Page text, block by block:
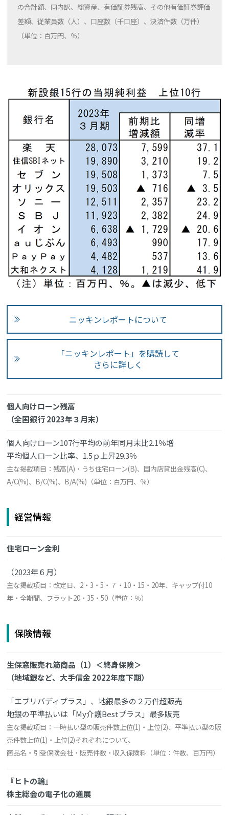
の合計額、同内訳、総資産、有価証券残高、その他有価証券評価
差額、従業員数（人）、口座数（千口座）、決済件数（万件）
（単位：百万円、％）
ニッキンレポートについて
「ニッキンレポート」を購読して
さらに詳しく
個人向けローン残高
（全国銀行 2023年３月末）
個人向けローン107行平均の前年同月末比2.1％増
平均個人ローン比率、1.5ｐ上昇29.3％
主な掲載項目：残高(A)・うち住宅ローン(B)、国内店貸出金残高(C)、
A/C(%)、B/C(%)、B/A(%)（単位：百万円、％）
経営情報
住宅ローン金利
（2023年６月）
主な掲載項目：改定日、2・3・5・７・10・15・20年、キャップ付10
年・全期間、フラット20・35・50（単位：％）
保険情報
生保窓販売れ筋商品（1）＜終身保険＞
（地域銀など、大手信金 2022年度下期）
「エブリバディプラス」、地銀最多の２万件超販売
地銀の平準払いは「My介護Bestプラス」最多販売
主な掲載項目：一時払い型の販売件数上位(1)・上位(2)、平準払い型の販
売件数上位(1)・上位(2)それぞれについて、
商品名・引受保険会社・販売件数・収入保険料（単位：件数、百万円）
『ヒトの輪』
株主総会の電子化の進展